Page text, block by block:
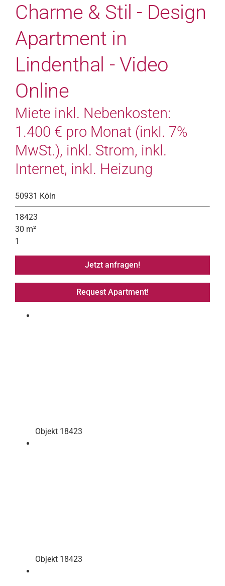
Charme & Stil - Design
Apartment in
Lindenthal - Video
Online
Miete inkl. Nebenkosten:
1.400 € pro Monat (inkl. 7%
MwSt.), inkl. Strom, inkl.
Internet, inkl. Heizung
50931 Köln
18423
30 m²
1
Jetzt anfragen!
Request Apartment!
Objekt 18423
Objekt 18423